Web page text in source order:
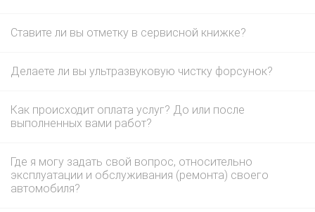
Ставите ли вы отметку в сервисной книжке?
Делаете ли вы ультразвуковую чистку форсунок?
Как происходит оплата услуг? До или после
выполненных вами работ?
Где я могу задать свой вопрос, относительно
эксплуатации и обслуживания (ремонта) своего
автомобиля?